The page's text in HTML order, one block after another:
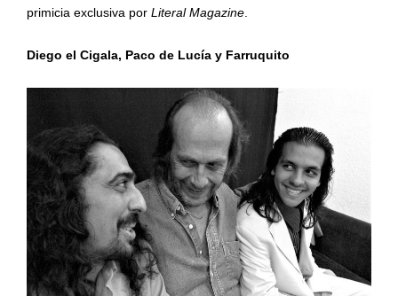
primicia exclusiva por Literal Magazine.
Diego el Cigala, Paco de Lucía y Farruquito